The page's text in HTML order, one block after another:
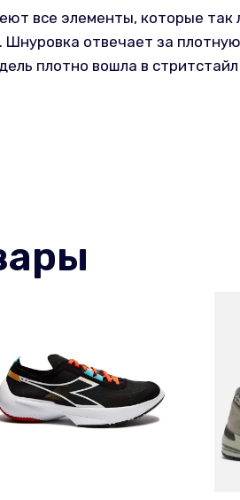
все элементы, которые
Шнуровка отвечает за
плотно вошла в